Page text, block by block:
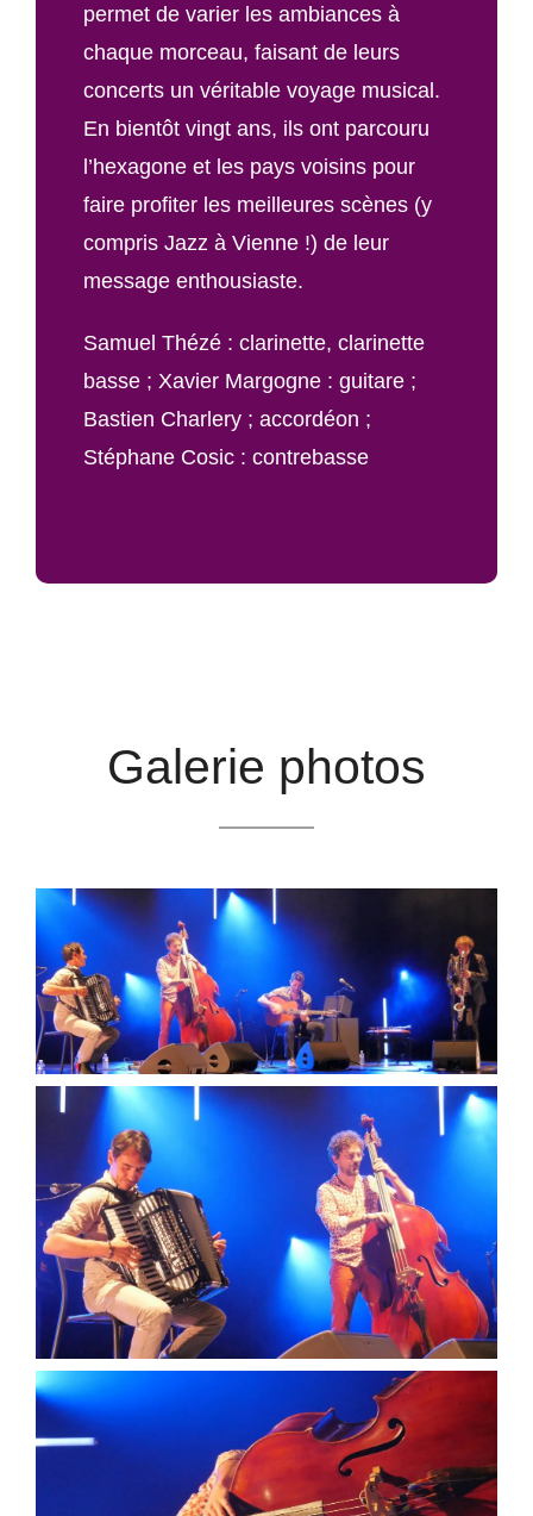
permet de varier les ambiances à
chaque morceau, faisant de leurs
concerts un véritable voyage musical.
En bientôt vingt ans, ils ont parcouru
l’hexagone et les pays voisins pour
faire profiter les meilleures scènes (y
compris Jazz à Vienne !) de leur
message enthousiaste.
Samuel Thézé : clarinette, clarinette
basse ; Xavier Margogne : guitare ;
Bastien Charlery ; accordéon ;
Stéphane Cosic : contrebasse
Galerie photos